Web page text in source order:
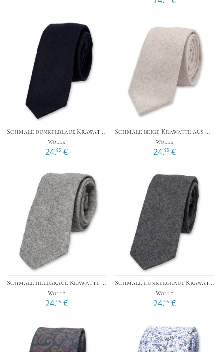
Schmale dunkelblaue Krawatte aus Wolle
Wolle
24.95 €
Schmale beige Krawatte aus Wolle
Wolle
24.95 €
Schmale hellgraue Krawatte aus Wolle
Wolle
24.95 €
Schmale dunkelgraue Krawatte aus Wolle
Wolle
24.95 €